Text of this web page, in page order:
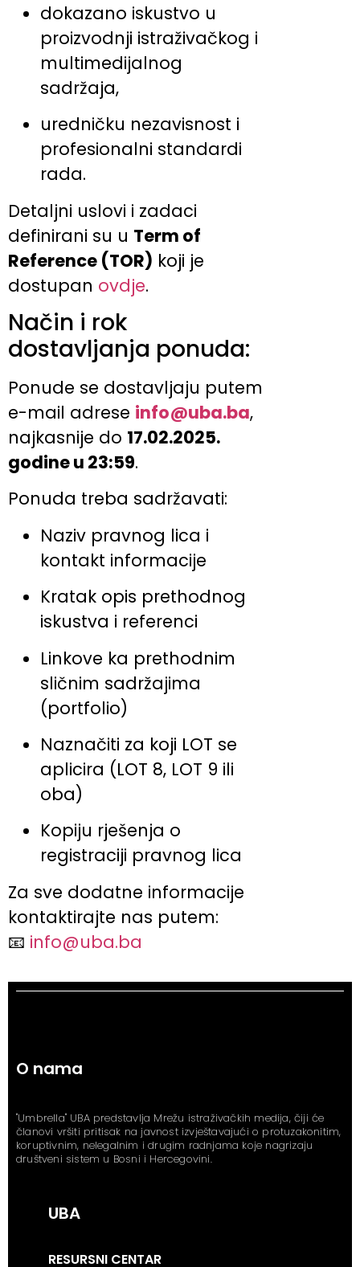
dokazano iskustvo u
proizvodnji istraživačkog i
multimedijalnog
sadržaja,
uredničku nezavisnost i
profesionalni standardi
rada.
Detaljni uslovi i zadaci
definirani su u Term of
Reference (TOR) koji je
dostupan ovdje.
Način i rok
dostavljanja ponuda:
Ponude se dostavljaju putem
e-mail adrese info@uba.ba,
najkasnije do 17.02.2025.
godine u 23:59.
Ponuda treba sadržavati:
Naziv pravnog lica i
kontakt informacije
Kratak opis prethodnog
iskustva i referenci
Linkove ka prethodnim
sličnim sadržajima
(portfolio)
Naznačiti za koji LOT se
aplicira (LOT 8, LOT 9 ili
oba)
Kopiju rješenja o
registraciji pravnog lica
Za sve dodatne informacije
kontaktirajte nas putem:
📧 info@uba.ba
O nama
"Umbrella" UBA predstavlja Mrežu istraživačkih medija, čiji će
članovi vršiti pritisak na javnost izvještavajući o protuzakonitim,
koruptivnim, nelegalnim i drugim radnjama koje nagrizaju
društveni sistem u Bosni i Hercegovini.
UBA
RESURSNI CENTAR